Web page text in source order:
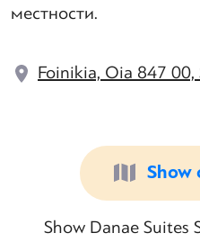
местности.
Foinikia, Oia 847
Show
Show Danae Suites